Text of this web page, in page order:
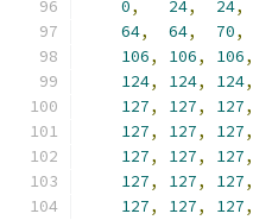
0, 24, 24,
64, 64, 70,
106, 106, 106,
124, 124, 124,
127, 127, 127,
127, 127, 127,
127, 127, 127,
127, 127, 127,
127, 127, 127,